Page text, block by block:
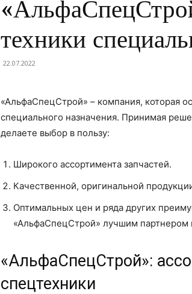
техники
22.07.2022
«АльфаСпецСтрой» – компания, которая
специального назначения. Принимая
делаете выбор в пользу:
Широкого ассортимента запчастей.
Качественной, оригинальной
Оптимальных цен и ряда других
«АльфаСпецСтрой» лучшим партнером
«АльфаСпецСтрой»:
спецтехники